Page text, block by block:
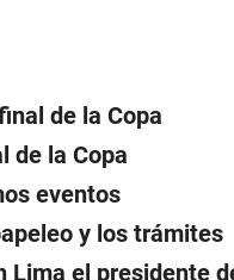
de la Copa
de la Copa
eventos
y los trámites
Lima el presidente